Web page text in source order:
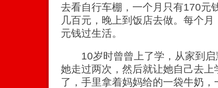
去看自行车棚，一个月只有170元
几百元，晚上到饭店去做。每个
元钱过生活。
10岁时曾曾上了学，从家到启
她走过两次，然后就让她自己去
了，手里拿着妈妈给的一袋牛奶